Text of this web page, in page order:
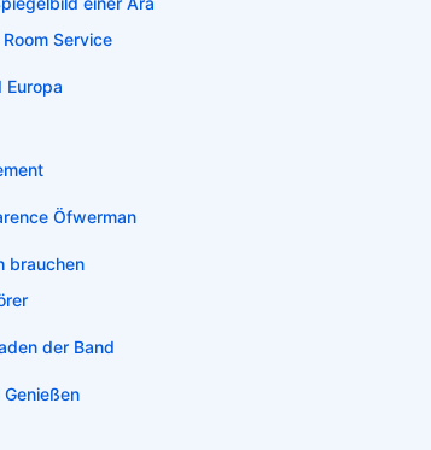
Service
Europa
Öfwerman
brauchen
der Band